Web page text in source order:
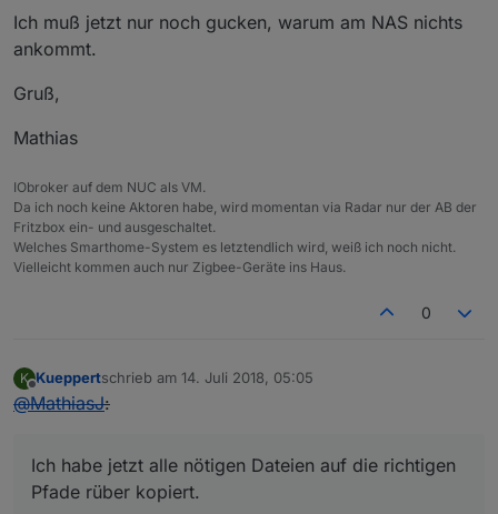
Ich muß jetzt nur noch gucken, warum am NAS nichts
ankommt.
Gruß,
Mathias
IObroker auf dem NUC als VM.
Da ich noch keine Aktoren habe, wird momentan via Radar nur der AB der
Fritzbox ein- und ausgeschaltet.
Welches Smarthome-System es letztendlich wird, weiß ich noch nicht.
Vielleicht kommen auch nur Zigbee-Geräte ins Haus.
0
K
Offline
Kueppertschrieb am 14. Juli 2018, 05:05
zuletzt editiert von
@MathiasJ:
Ich habe jetzt alle nötigen Dateien auf die richtigen
Pfade rüber kopiert.